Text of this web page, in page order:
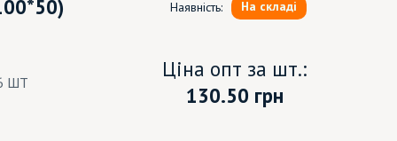
Наявність: На складі
ШТ
Ціна опт за шт.:
130.50 грн